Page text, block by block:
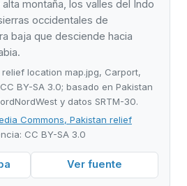
montaña, los valles del Indo
occidentales de
baja que desciende hacia
location map.jpg, Carport,
BY-SA 3.0; basado en Pakistan
y datos SRTM-30.
Commons, Pakistan relief
CC BY-SA 3.0
Ver fuente